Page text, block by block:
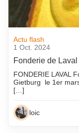
Actu flash
1 Oct. 2024
Fonderie de Laval
FONDERIE LAVAL
Gietburg le 1er
[…]
loic